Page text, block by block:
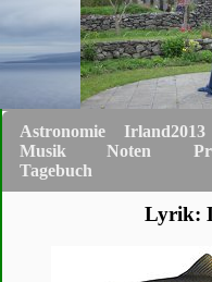
Astronomie Irland2013
Musik
Noten
Tagebuch
Lyrik: